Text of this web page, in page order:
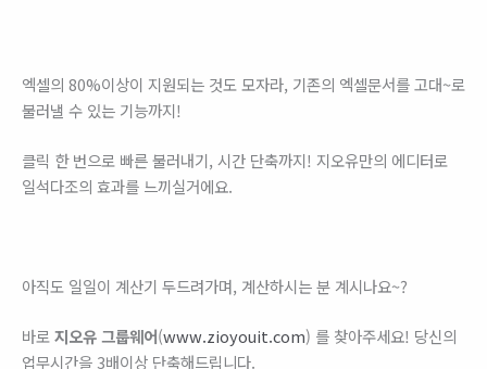
엑셀의 80%이상이 지원되는 것도 모자라, 기존의 엑셀문서를 고대~로
불러낼 수 있는 기능까지!
클릭 한 번으로 빠른 불러내기, 시간 단축까지! 지오유만의 에디터로
일석다조의 효과를 느끼실거에요.
아직도 일일이 계산기 두드려가며, 계산하시는 분 계시나요~?
바로지오유 그룹웨어(www.zioyouit.com) 를 찾아주세요! 당신의
업무시간을 3배이상 단축해드립니다.